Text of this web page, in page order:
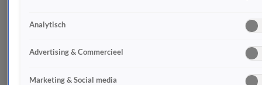
Analytisch
Advertising & Commercieel
Marketing & Social media